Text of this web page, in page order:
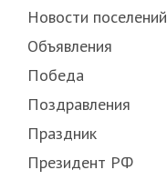
Новости поселений
Объявления
Победа
Поздравления
Праздник
Президент РФ